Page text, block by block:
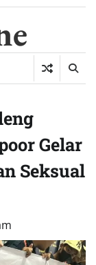
Gelar
Seksual